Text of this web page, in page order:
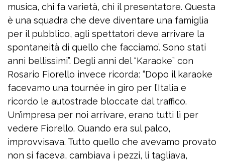
musica, chi fa varietà, chi il presentatore. Questa
è una squadra che deve diventare una famiglia
per il pubblico, agli spettatori deve arrivare la
spontaneità di quello che facciamo’. Sono stati
anni bellissimi”. Degli anni del “Karaoke” con
Rosario Fiorello invece ricorda: “Dopo il karaoke
facevamo una tournée in giro per l’Italia e
ricordo le autostrade bloccate dal traffico.
Un’impresa per noi arrivare, erano tutti lì per
vedere Fiorello. Quando era sul palco,
improvvisava. Tutto quello che avevamo provato
non si faceva, cambiava i pezzi, li tagliava,